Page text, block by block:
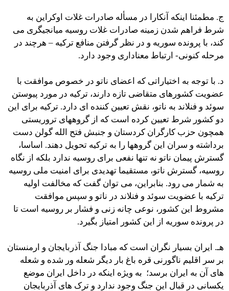
ج. مطمئنا اینکه آنکارا در مسأله صادرات غلات اوکراین به
شرط فراهم شدن زمینه صادرات غلات روسیه میانجیگری می
کند، با پرونده سوریه و در نظر گرفتن منافع ترکیه – هرچند در
مرحله کنونی- ارتباط معناداری وجود دارد.
د. با توجه به اختیاراتی که اعضای ناتو در خصوص موافقت با
عضویت کشورهای متقاضی تازه دارند، ترکیه در مورد پیوستن
سوئد و فنلاند به ناتو، نقش تعیین کننده ای دارد. ترکیه برای این
دو کشور شرط تعیین کرده است که از گروههای تروریستی
همچون حزب کارگران کردستان و جنبش فتح الله گولن دست
برداشته و سران این گروهها را به ترکیه تحویل دهند. اساسا،
گسترش پیمان ناتو نه تنها نفعی برای روسیه ندارد بلکه از نگاه
روسیه، گسترش ناتو، مستقیما تهدیدی برای امنیت ملی روسیه
به شمار می رود. بنابراین، می توان گفت که مخالفت اولیه
ترکیه با عضویت سوئد و فنلاند در ناتو و سپس موافقت
مشروط این کشور، نوعی چانه زنی و فشار بر روسیه است تا
در پرونده سوریه از این کشور امتیاز بگیرد.
هـ. ایران بسیار نگران است که مبادا جنگ آذربایجان و ارمنستان
بر سر اقلیم ناگورنی قره باغ بار دیگر شعله ور شده و شعله
های آن به ایران برسد؛ به ویژه اینکه در داخل ایران موضع
یکسانی در قبال این جنگ وجود ندارد و ترک های آذربایجان